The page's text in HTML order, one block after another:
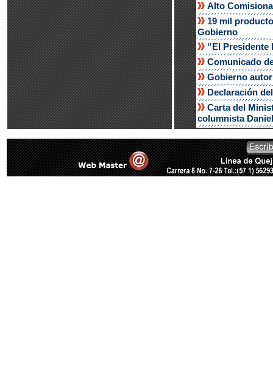
Alto
19 mil
Gobierno
“El
Comunicado
Gobierno
Declaración
Carta del
columnista